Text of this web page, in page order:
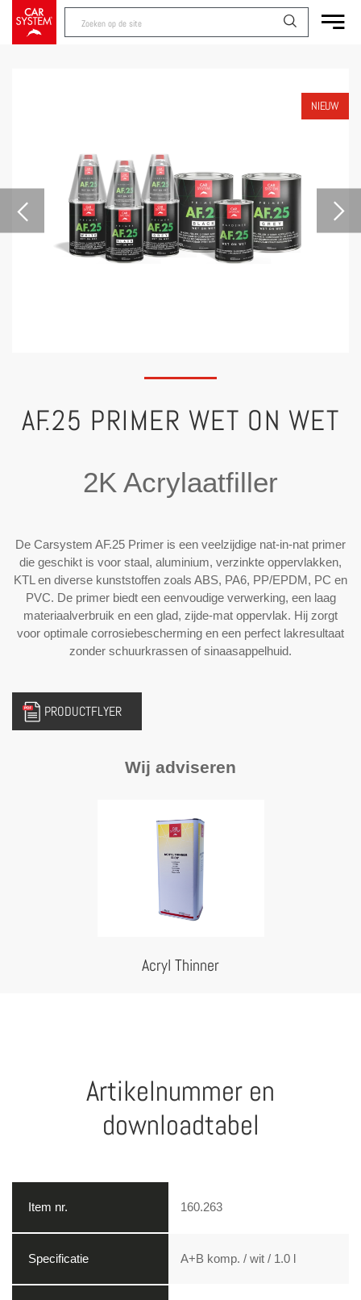
NIEUW
AF.25 PRIMER WET ON WET
2K Acrylaatfiller
De Carsystem AF.25 Primer is een veelzijdige nat-in-nat primer
die geschikt is voor staal, aluminium, verzinkte oppervlakken,
KTL en diverse kunststoffen zoals ABS, PA6, PP/EPDM, PC en
PVC. De primer biedt een eenvoudige verwerking, een laag
materiaalverbruik en een glad, zijde-mat oppervlak. Hij zorgt
voor optimale corrosiebescherming en een perfect lakresultaat
zonder schuurkrassen of sinaasappelhuid.
PRODUCTFLYER
Wij adviseren
Acryl Thinner
Artikelnummer en
downloadtabel
160.263
A+B komp. / wit / 1.0 l